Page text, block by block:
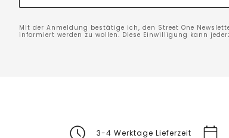
Mit der Anmeldung bestätige ich, den Street One
informiert werden zu wollen. Diese Einwilligung kann
3-4 Werktage Lieferzeit